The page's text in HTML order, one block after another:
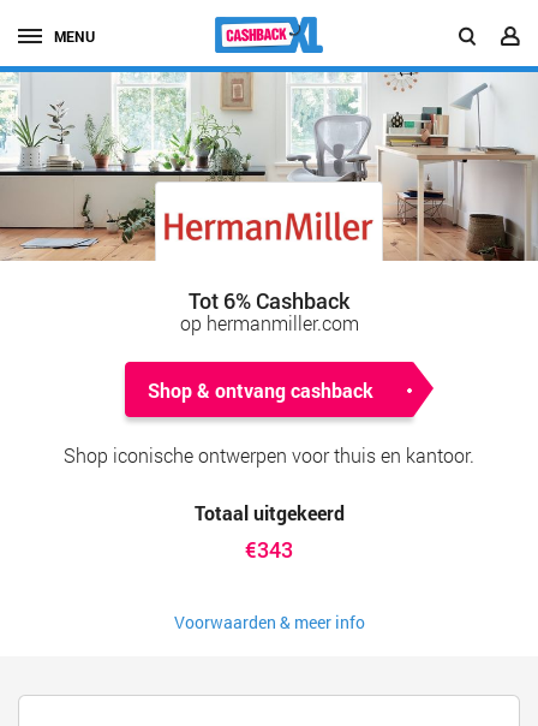
MENU
Tot 6% Cashback
op hermanmiller.com
Shop & ontvang cashback
Shop iconische ontwerpen voor thuis en kantoor.
Totaal uitgekeerd
€343
Voorwaarden & meer info